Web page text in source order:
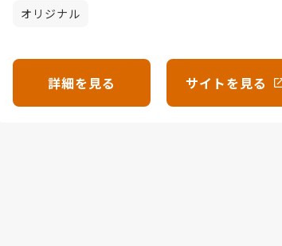
オリジナル
詳細を見る サイトを見る